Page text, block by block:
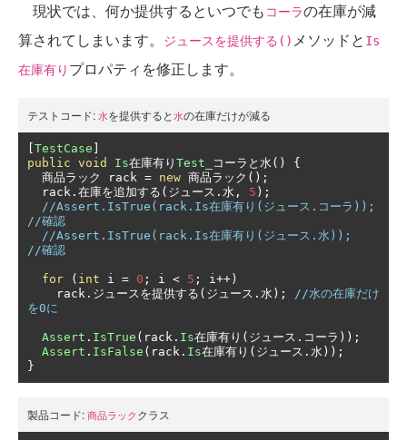
現状では、何か提供するといつでも コーラの在庫が減
算されてしまいます。
ジュースを提供する() メソッドと Is
在庫有り プロパティを修正します。
テストコード: 水を提供すると 水の在庫だけが減る
TestCase
public void Is在庫有り Test_ コーラと水()
{
商品ラック
rack = new 商品ラック();
  rack
.在庫を追加する(ジュース.水, 5 );
//Assert.IsTrue(rack.Is在庫有り(ジュース.コーラ));
//確認
//Assert.IsTrue(rack.Is在庫有り(ジュース.水));
//確認
for ( int i = 0 ; i < 5 ; i++)
    rack
.ジュースを提供する(ジュース.水);
//水の在庫だけ
を0に
Assert . IsTrue ( rack . Is在庫有り(ジュース.コーラ));
Assert . IsFalse ( rack . Is在庫有り(ジュース.水));
}
製品コード: 商品ラック クラス